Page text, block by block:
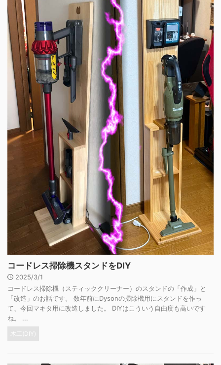
コードレス掃除機スタンドをDIY
2025/3/1
コードレス掃除機（スティッククリーナー）のスタンドの「作成」と
「改造」のお話です。 数年前にDysonの掃除機用にスタンドを作っ
て、今回マキタ用に改造しました。 DIYはこういう自由度も高いです
ね。 ...
木工(DIY)